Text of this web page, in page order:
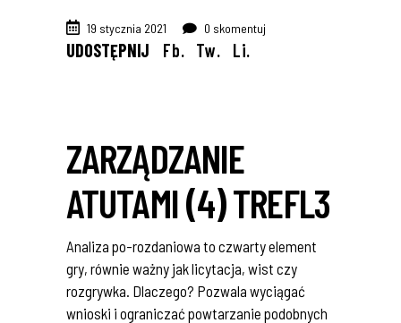
19 stycznia 2021 0 skomentuj
UDOSTĘPNIJ Fb. Tw. Li.
ZARZĄDZANIE
ATUTAMI (4) TREFL3
Analiza po-rozdaniowa to czwarty element
gry, równie ważny jak licytacja, wist czy
rozgrywka. Dlaczego? Pozwala wyciągać
wnioski i ograniczać powtarzanie podobnych